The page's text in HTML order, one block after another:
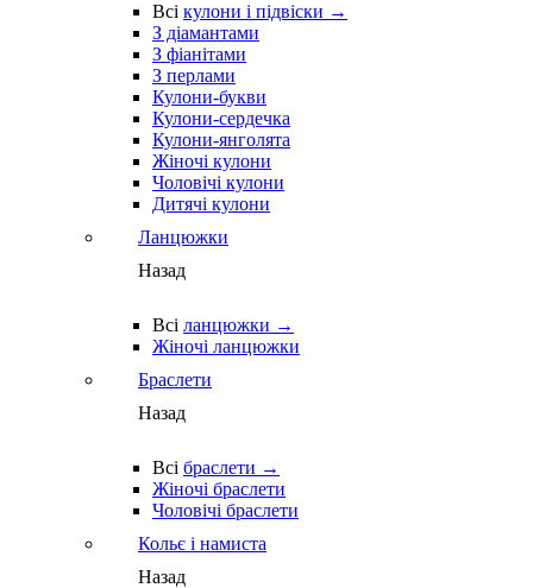
Всі кулони і підвіски →
З діамантами
З фіанітами
З перлами
Кулони-букви
Кулони-сердечка
Кулони-янголята
Жіночі кулони
Чоловічі кулони
Дитячі кулони
Ланцюжки
Назад
Всі ланцюжки →
Жіночі ланцюжки
Браслети
Назад
Всі браслети →
Жіночі браслети
Чоловічі браслети
Кольє і намиста
Назад